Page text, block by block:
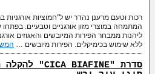
רכות וטעם מרענן נהדר יש ל"חמוציות
המתמחה במוצרי מזון אורגניים וטבעיים.
ליהנות ממבחר הפירות המיובשים והאגוזים
ללא שימוש בכימיקלים. הפירות מיובשים …